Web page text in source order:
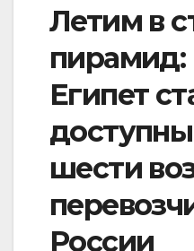
Летим в
пирамид:
Египет
шести
России